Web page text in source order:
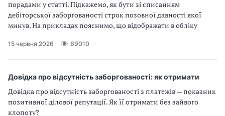
порадами у статті. Підкажемо, як бути зі списанням
дебіторської заборгованості строк позовної давності якої
минув. На прикладах пояснимо, що відображати в обліку
15 червня 2026 69010
Довідка про відсутність заборгованості: як отримати
Довідка про відсутність заборгованості з платежів — показник
позитивної ділової репутації. Як її отримати без зайвого
клопоту?